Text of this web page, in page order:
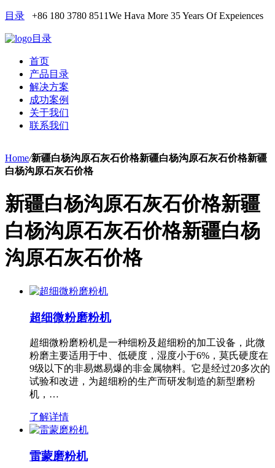
目录 +86 180 3780 8511We Hava More 35 Years Of Expeiences
目录
首页
产品目录
解决方案
成功案例
关于我们
联系我们
Home/新疆白杨沟原石灰石价格新疆白杨沟原石灰石价格新疆
白杨沟原石灰石价格
新疆白杨沟原石灰石价格新疆
白杨沟原石灰石价格新疆白杨
沟原石灰石价格
超细微粉磨粉机
超细微粉磨粉机是一种细粉及超细粉的加工设备，此微
粉磨主要适用于中、低硬度，湿度小于6%，莫氏硬度在
9级以下的非易燃易爆的非金属物料。它是经过20多次的
试验和改进，为超细粉的生产而研发制造的新型磨粉
机，…
了解详情
雷蒙磨粉机